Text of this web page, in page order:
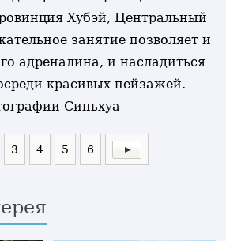
Хубэй, Центральный
занятие позволяет и
адреналина, и насладиться
красивых пейзажей.
Синьхуа
3 4 5 6